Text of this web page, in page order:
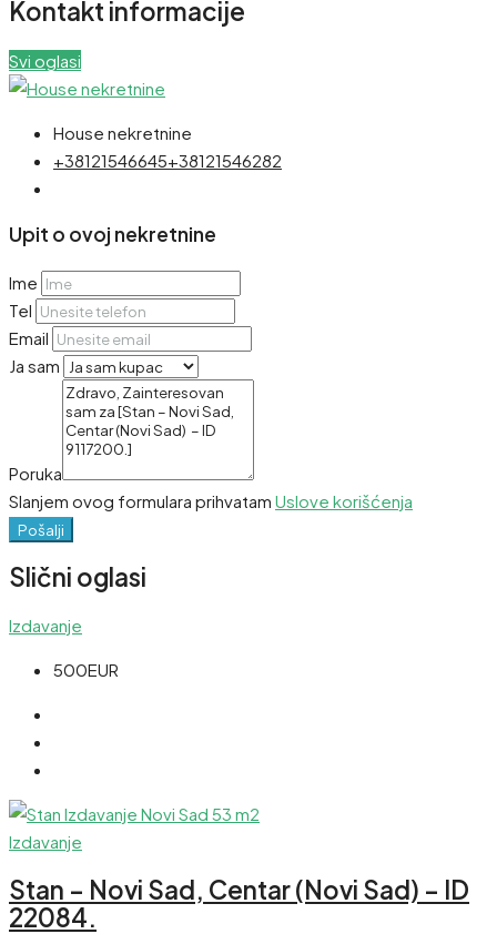
Kontakt informacije
Svi oglasi
House nekretnine
+38121546645+38121546282
Upit o ovoj nekretnine
Ime
Tel
Email
Ja sam
Poruka
Slanjem ovog formulara prihvatam Uslove korišćenja
Pošalji
Slični oglasi
Izdavanje
500EUR
Izdavanje
Stan – Novi Sad, Centar (Novi Sad) – ID
22084.